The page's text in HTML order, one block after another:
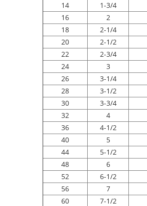
14
1-3/4
16
2
18
2-1/4
20
2-1/2
22
2-3/4
24
3
26
3-1/4
28
3-1/2
30
3-3/4
32
4
36
4-1/2
40
5
44
5-1/2
48
6
52
6-1/2
56
7
60
7-1/2